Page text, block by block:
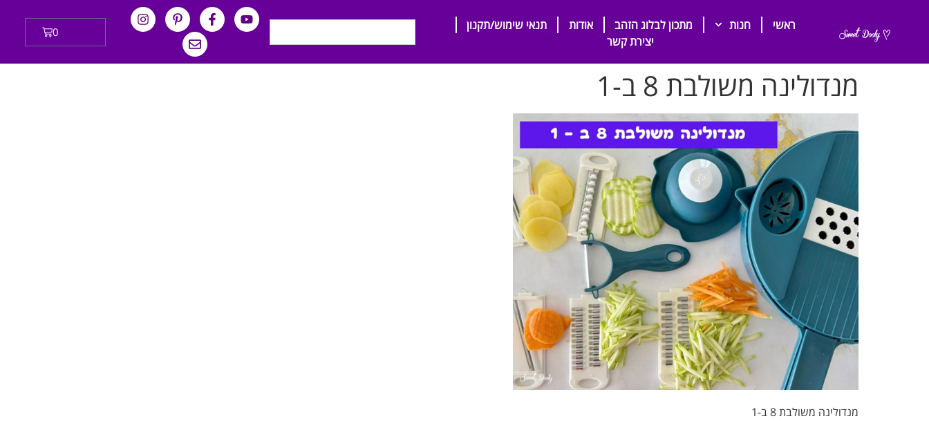
ראשי חנות מתכון לבלוג הזהב אודות
תנאי שימוש/תקנון
יצירת קשר
0
מנדולינה משולבת 8 ב-1
מנדולינה משולבת 8 ב-1